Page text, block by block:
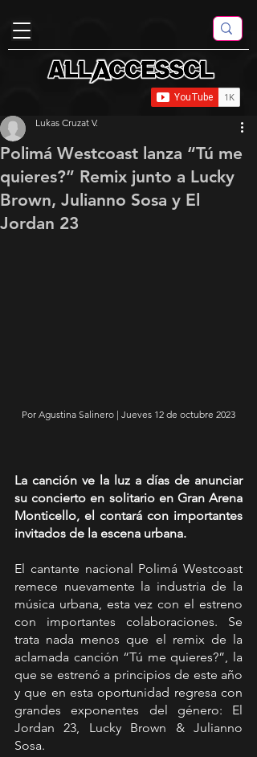
Polimá Westcoast lanza “Tú me
quieres?” Remix junto a Lucky
Brown, Julianno Sosa y El
Jordan 23
Lukas Cruzat V.
Por Agustina Salinero | Jueves 12 de octubre 2023
La canción ve la luz a días de anunciar
su concierto en solitario en Gran Arena
Monticello, el contará con importantes
invitados de la escena urbana.
El cantante nacional Polimá Westcoast
remece nuevamente la industria de la
música urbana, esta vez con el estreno
con importantes colaboraciones. Se
trata nada menos que el remix de la
aclamada canción “Tú me quieres?”, la
que se estrenó a principios de este año
y que en esta oportunidad regresa con
grandes exponentes del género: El
Jordan 23, Lucky Brown & Julianno
Sosa.